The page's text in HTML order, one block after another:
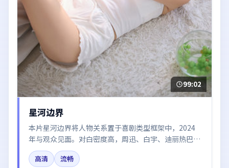
99:02
星河边界
本片星河边界将人物关系置于喜剧类型框架中，2024
年与观众见面。对白密度高，周迅、白宇、迪丽热巴、
河正宇、杨幂的台词节奏值得关注；整体气质偏中国香
港都市与冷色调摄影。
高清
流畅